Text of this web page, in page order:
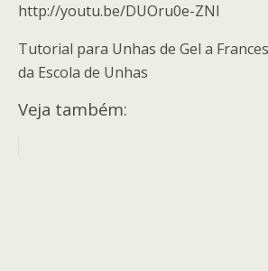
http://youtu.be/DUOru0e-ZNI
Tutorial para Unhas de Gel a
da Escola de Unhas
Veja também: